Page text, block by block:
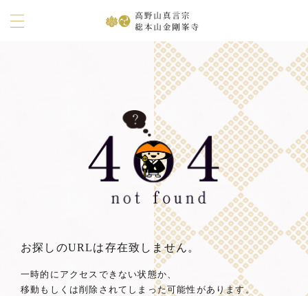
お探しのURLは存在致しません。
一時的にアクセスできない状態か、
移動もしくは削除されてしまった可能性があります。